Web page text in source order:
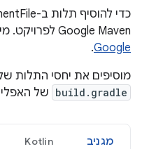
Google Maven לפרויקט. מידע נוסף זמין ב
Google
.
מוסיפים את יחסי התלות
build.gradle של
מגניב Kotlin